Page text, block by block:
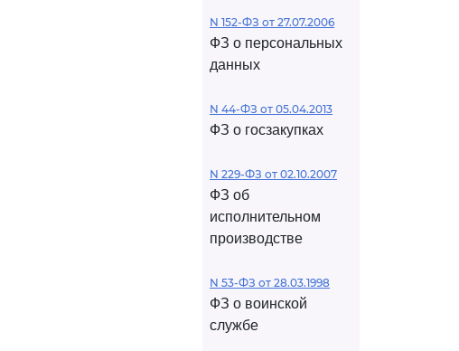
N 152-ФЗ от 27.07.2006
ФЗ о персональных
данных
N 44-ФЗ от 05.04.2013
ФЗ о госзакупках
N 229-ФЗ от 02.10.2007
ФЗ об
исполнительном
производстве
N 53-ФЗ от 28.03.1998
ФЗ о воинской
службе